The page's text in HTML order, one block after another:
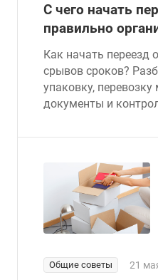
С чего начать
правильно
Как начать переезд
срывов сроков?
упаковку, перевозку
документы и
Общие советы 21